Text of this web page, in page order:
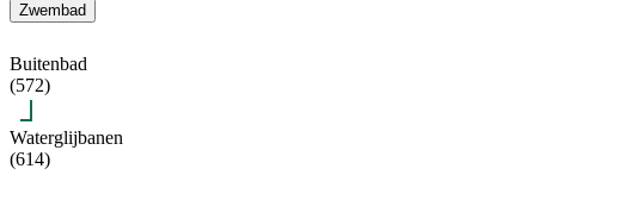
Zwembad
Buitenbad
(572)
Waterglijbanen
(614)